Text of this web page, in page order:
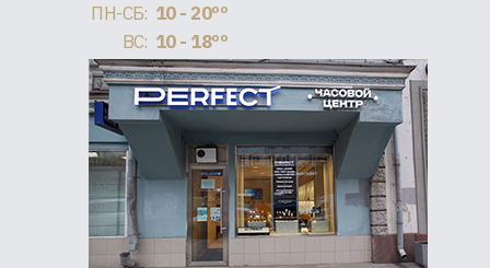
ПН-СБ: 10 - 20ºº
ВС: 10 - 18ºº